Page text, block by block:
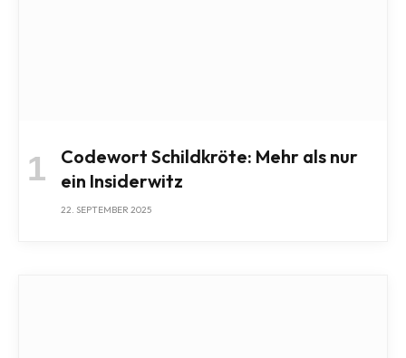
Codewort Schildkröte: Mehr als nur
ein Insiderwitz
22. SEPTEMBER 2025